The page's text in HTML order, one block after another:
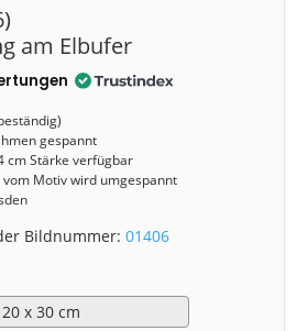
am Elbufer
gespannt
cm Stärke verfügbar
Motiv wird umgespannt
Bildnummer:01406